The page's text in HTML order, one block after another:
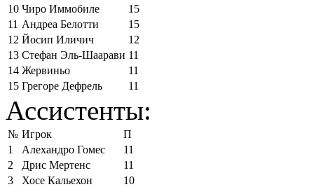
10 Чиро Иммобиле
15
11 Андреа Белотти
15
12 Йосип Иличич
12
13 Стефан Эль-Шаарави 11
14 Жервиньо
11
15 Грегоре Дефрель 11
Ассистенты:
№ Игрок
П
1
Алехандро Гомес
11
2
Дрис Мертенс
11
3
Хосе Кальехон
10